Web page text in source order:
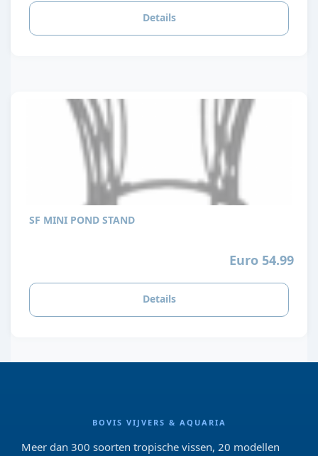
Details
SF MINI POND STAND
Euro 54.99
Details
BOVIS VIJVERS & AQUARIA
Meer dan 300 soorten tropische vissen, 20 modellen